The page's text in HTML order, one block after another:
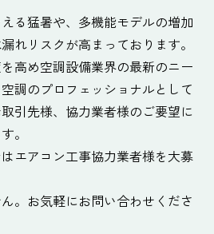
る猛暑や、多機能モデルの増加
れリスクが高まっております。
高め空調設備業界の最新のニー
調のプロフェッショナルとして
引先様、協力業者様のご要望に
。
エアコン工事協力業者様を大募
。お気軽にお問い合わせくださ